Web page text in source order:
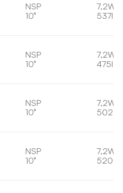
NSP
10°
7,2W
537lm
NSP
10°
7,2W
475lm
NSP
10°
7,2W
502lm
NSP
10°
7,2W
520lm